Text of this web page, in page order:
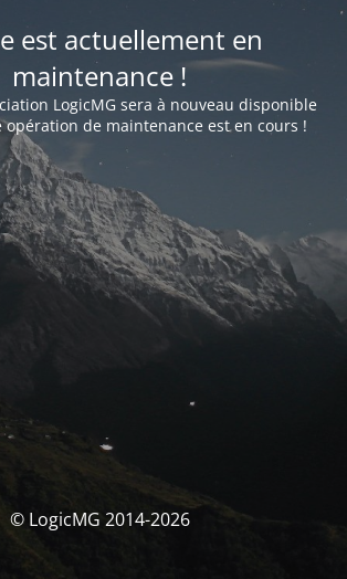
est actuellement en
maintenance !
LogicMG sera à nouveau disponible
opération de maintenance est en cours !
© LogicMG 2014-2026